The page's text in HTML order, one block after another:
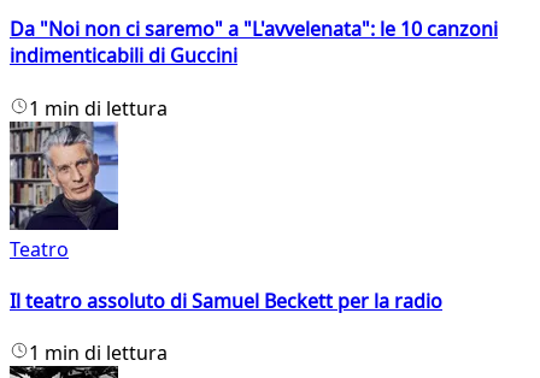
Da "Noi non ci saremo" a "L'avvelenata": le 10 canzoni
indimenticabili di Guccini
1 min di lettura
Teatro
Il teatro assoluto di Samuel Beckett per la radio
1 min di lettura